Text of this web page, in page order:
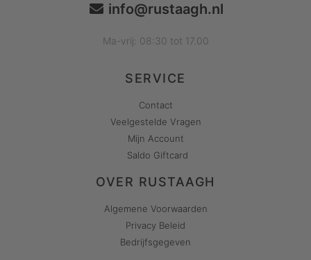
info@rustaagh.nl
Ma-vrij: 08:30 tot 17.00
SERVICE
Contact
Veelgestelde Vragen
Mijn Account
Saldo Giftcard
OVER RUSTAAGH
Algemene Voorwaarden
Privacy Beleid
Bedrijfsgegeven